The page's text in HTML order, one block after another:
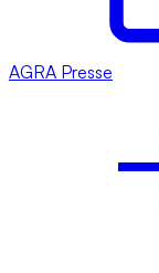
AGRA Presse